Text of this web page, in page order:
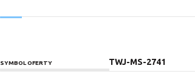
SYMBOL OFERTY TWJ-MS-2741